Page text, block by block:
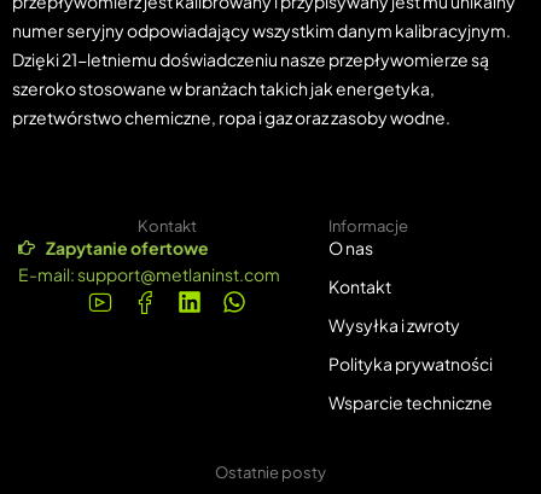
numer seryjny odpowiadający wszystkim danym kalibracyjnym.
Dzięki 21-letniemu doświadczeniu nasze przepływomierze są
szeroko stosowane w branżach takich jak energetyka,
przetwórstwo chemiczne, ropa i gaz oraz zasoby wodne.
Kontakt
Zapytanie ofertowe
E-mail:support@metlaninst.com
Informacje
O nas
Kontakt
Wysyłka i zwroty
Polityka prywatności
Wsparcie techniczne
Ostatnie posty